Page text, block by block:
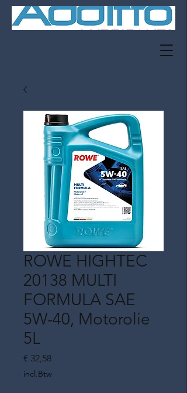
ROWE HIGHTEC
20138 MULTI
FORMULA SAE
5W-40, Motorolie
5L
€ 32,58Prijs
incl.Btw